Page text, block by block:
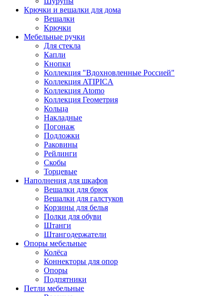
Крючки и вешалки для дома
Вешалки
Крючки
Мебельные ручки
Для стекла
Капли
Кнопки
Коллекция "Вдохновленные Россией"
Коллекция ATIPICA
Коллекция Atomo
Коллекция Геометрия
Кольца
Накладные
Погонаж
Подложки
Раковины
Рейлинги
Скобы
Торцевые
Наполнения для шкафов
Вешалки для брюк
Вешалки для галстуков
Корзины для белья
Полки для обуви
Штанги
Штангодержатели
Опоры мебельные
Колёса
Коннекторы для опор
Опоры
Подпятники
Петли мебельные